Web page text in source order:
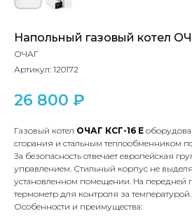
Напольный газовый котел
ОЧАГ
Артикул: 120172
26 800 ₽
Газовый котел ОЧАГ КСГ-16 Е
сгорания и стальным теплообменником
За безопасность отвечает европейская
управлением. Стильный корпус не
установленном помещении. На передней
термометр для контроля за температурой.
Особенности и преимущества: